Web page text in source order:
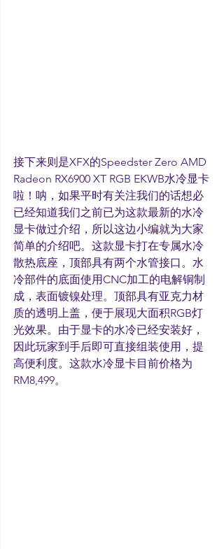
接下来则是XFX的Speedster Zero AMD
Radeon RX6900 XT RGB EKWB水冷显卡
啦！呐，如果平时有关注我们的话想必
已经知道我们之前已为这款最新的水冷
显卡做过介绍，所以这边小编就为大家
简单的介绍吧。这款显卡打在专属水冷
散热底座，顶部具有两个水管接口。水
冷部件的底面使用CNC加工的电解铜制
成，表面镀镍处理。顶部具有亚克力材
质的透明上盖，便于展现大面积RGB灯
光效果。由于显卡的水冷已经安装好，
因此玩家到手后即可直接组装使用，提
高便利度。这款水冷显卡目前价格为
RM8,499。